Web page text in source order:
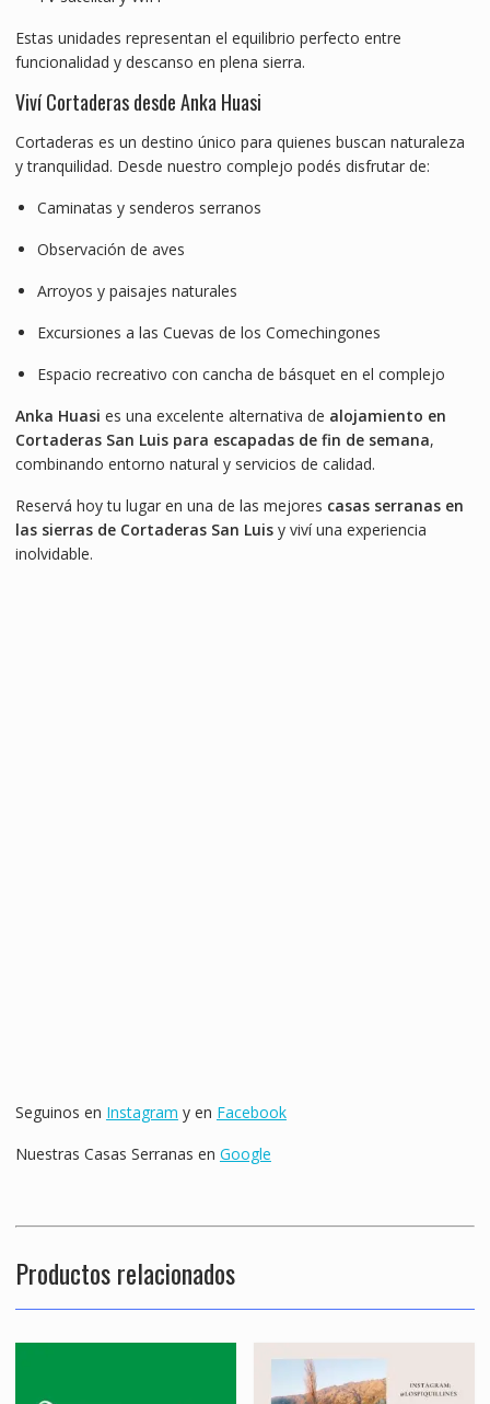
Estas unidades representan el equilibrio perfecto entre
funcionalidad y descanso en plena sierra.
Viví Cortaderas desde Anka Huasi
Cortaderas es un destino único para quienes buscan naturaleza
y tranquilidad. Desde nuestro complejo podés disfrutar de:
Caminatas y senderos serranos
Observación de aves
Arroyos y paisajes naturales
Excursiones a las Cuevas de los Comechingones
Espacio recreativo con cancha de básquet en el complejo
Anka Huasi es una excelente alternativa de alojamiento en
Cortaderas San Luis para escapadas de fin de semana,
combinando entorno natural y servicios de calidad.
Reservá hoy tu lugar en una de las mejores casas serranas en
las sierras de Cortaderas San Luisy viví una experiencia
inolvidable.
Seguinos en Instagram y en Facebook
Nuestras Casas Serranas en Google
Productos relacionados